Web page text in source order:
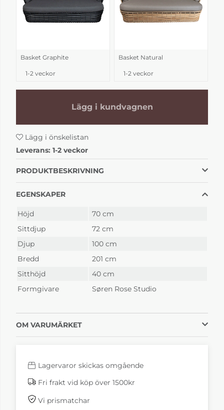
Basket Graphite
1-2 veckor
Basket Natural
1-2 veckor
Lägg i kundvagnen
Lägg i önskelistan
Leverans: 1-2 veckor
PRODUKTBESKRIVNING
EGENSKAPER
Höjd
70 cm
Sittdjup
72 cm
Djup
100 cm
Bredd
201 cm
Sitthöjd
40 cm
Formgivare
Søren Rose Studio
OM VARUMÄRKET
Lagervaror skickas omgående
Fri frakt vid köp över 1500kr
Vi prismatchar